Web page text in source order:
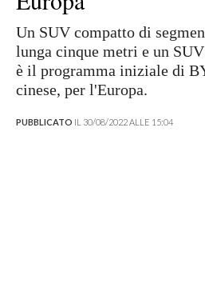
Un SUV compatto di
lunga cinque metri e un
è il programma iniziale di
cinese, per l'Europa.
PUBBLICATO IL 30/08/2022 ALLE 15:04